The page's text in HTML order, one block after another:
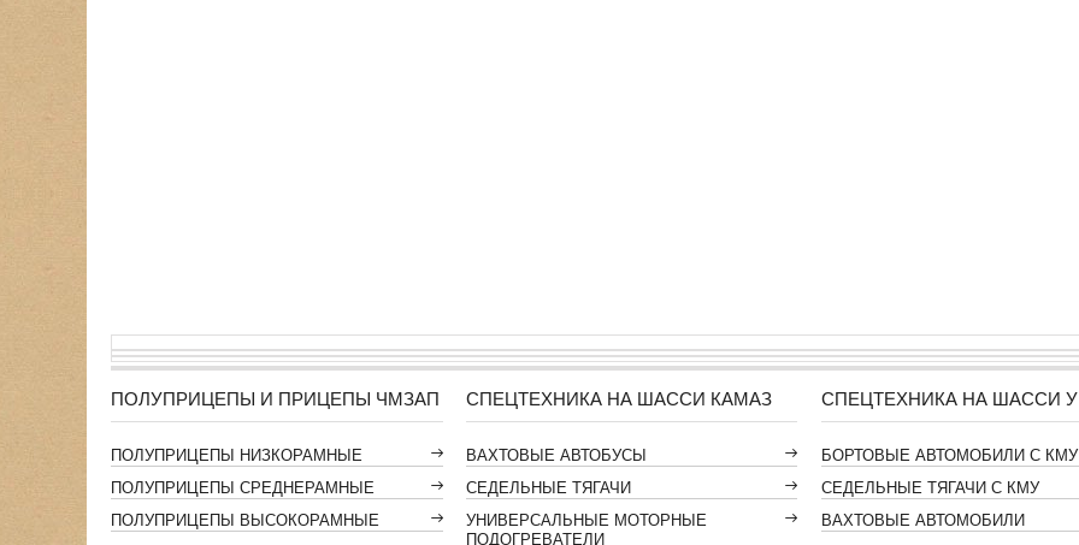
ПОЛУПРИЦЕПЫ И ПРИЦЕПЫ ЧМЗАП
ПОЛУПРИЦЕПЫ НИЗКОРАМНЫЕ
ПОЛУПРИЦЕПЫ СРЕДНЕРАМНЫЕ
ПОЛУПРИЦЕПЫ ВЫСОКОРАМНЫЕ
СПЕЦТЕХНИКА НА ШАССИ КАМАЗ
ВАХТОВЫЕ АВТОБУСЫ
СЕДЕЛЬНЫЕ ТЯГАЧИ
УНИВЕРСАЛЬНЫЕ МОТОРНЫЕ
ПОДОГРЕВАТЕЛИ
СПЕЦТЕХНИКА НА ШАССИ
БОРТОВЫЕ АВТОМОБИЛИ С КМУ
СЕДЕЛЬНЫЕ ТЯГАЧИ С КМУ
ВАХТОВЫЕ АВТОМОБИЛИ